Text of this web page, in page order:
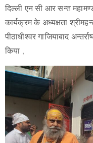
दिल्ली एन सी आर सन्त
कार्यक्रम के अध्यक्षता
पीठाधीश्वर गाजियाबाद
किया ,